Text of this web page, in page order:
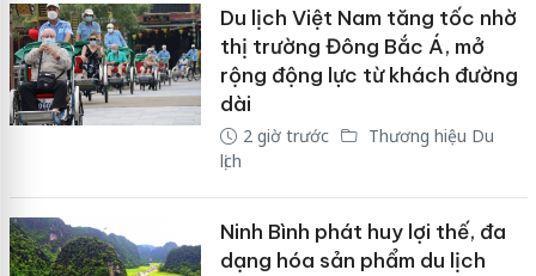
Du lịch Việt Nam tăng tốc nhờ
thị trường Đông Bắc Á, mở
rộng động lực từ khách đường
dài
2 giờ trước
Thương hiệu Du
lịch
Ninh Bình phát huy lợi thế, đa
dạng hóa sản phẩm du lịch